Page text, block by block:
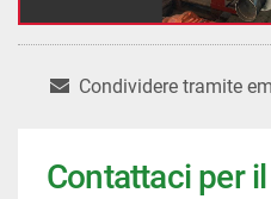
Condividere tramite
Contattaci per